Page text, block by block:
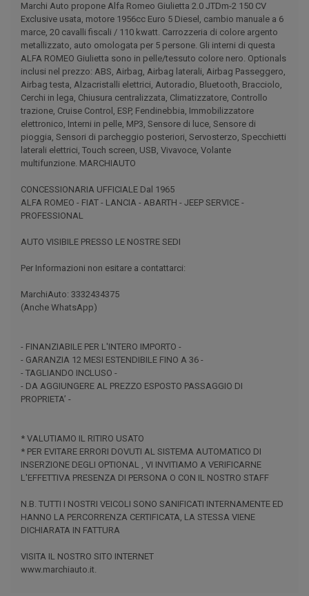
Marchi Auto propone Alfa Romeo Giulietta 2.0 JTDm-2 150 CV
Exclusive usata, motore 1956cc Euro 5 Diesel, cambio manuale a 6
marce, 20 cavalli fiscali / 110 kwatt. Carrozzeria di colore argento
metallizzato, auto omologata per 5 persone. Gli interni di questa
ALFA ROMEO Giulietta sono in pelle/tessuto colore nero. Optionals
inclusi nel prezzo: ABS, Airbag, Airbag laterali, Airbag Passeggero,
Airbag testa, Alzacristalli elettrici, Autoradio, Bluetooth, Bracciolo,
Cerchi in lega, Chiusura centralizzata, Climatizzatore, Controllo
trazione, Cruise Control, ESP, Fendinebbia, Immobilizzatore
elettronico, Interni in pelle, MP3, Sensore di luce, Sensore di
pioggia, Sensori di parcheggio posteriori, Servosterzo, Specchietti
laterali elettrici, Touch screen, USB, Vivavoce, Volante
multifunzione. MARCHIAUTO
CONCESSIONARIA UFFICIALE Dal 1965
ALFA ROMEO - FIAT - LANCIA - ABARTH - JEEP SERVICE -
PROFESSIONAL
AUTO VISIBILE PRESSO LE NOSTRE SEDI
Per Informazioni non esitare a contattarci:
MarchiAuto: 3332434375
(Anche WhatsApp)
- FINANZIABILE PER L'INTERO IMPORTO -
- GARANZIA 12 MESI ESTENDIBILE FINO A 36 -
- TAGLIANDO INCLUSO -
- DA AGGIUNGERE AL PREZZO ESPOSTO PASSAGGIO DI
PROPRIETA’ -
* VALUTIAMO IL RITIRO USATO
* PER EVITARE ERRORI DOVUTI AL SISTEMA AUTOMATICO DI
INSERZIONE DEGLI OPTIONAL , VI INVITIAMO A VERIFICARNE
L'EFFETTIVA PRESENZA DI PERSONA O CON IL NOSTRO STAFF
N.B. TUTTI I NOSTRI VEICOLI SONO SANIFICATI INTERNAMENTE ED
HANNO LA PERCORRENZA CERTIFICATA, LA STESSA VIENE
DICHIARATA IN FATTURA
VISITA IL NOSTRO SITO INTERNET
www.marchiauto.it.